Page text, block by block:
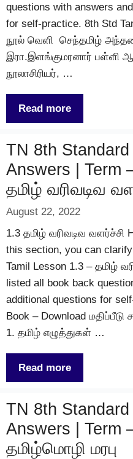
questions with answers
for self-practice. 8th Std
நூல் வெளி செந்தமிழ்
இரா.இளங்குமரனார் பள்ளி
நூலாசிரியர், …
Read more
TN 8th
Answers | Term
தமிழ் வரிவடிவ
August 22, 2022
1.3 தமிழ் வரிவடிவ வளர்ச்சி
this section, you can
Tamil Lesson 1.3 – தமிழ்
listed all book back
additional questions for
Book – Download
1. தமிழ் எழுத்துகள் …
Read more
TN 8th
Answers | Term
தமிழ்மொழி மரபு